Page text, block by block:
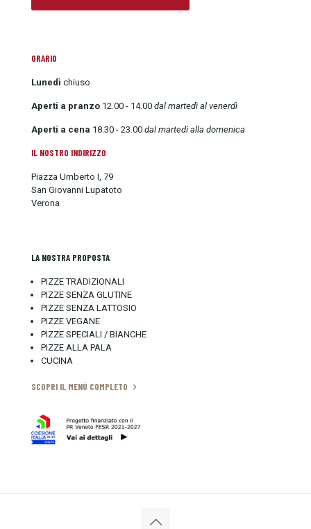
ORARIO
Lunedì chiuso
Aperti a pranzo 12.00 - 14.00 dal martedì al venerdì
Aperti a cena 18.30 - 23.00 dal martedì alla domenica
IL NOSTRO INDIRIZZO
Piazza Umberto I, 79
San Giovanni Lupatoto
Verona
LA NOSTRA PROPOSTA
PIZZE TRADIZIONALI
PIZZE SENZA GLUTINE
PIZZE SENZA LATTOSIO
PIZZE VEGANE
PIZZE SPECIALI / BIANCHE
PIZZE ALLA PALA
CUCINA
SCOPRI IL MENÚ COMPLETO